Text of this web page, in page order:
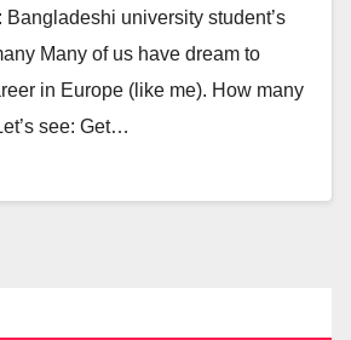
Bangladeshi university student’s
Many of us have dream to
in Europe (like me). How many
see: Get…